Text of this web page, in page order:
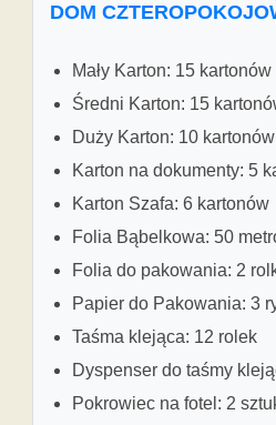
DOM
Mały Karton: 15 kartonów
Średni Karton: 15
Duży Karton: 10 kartonów
Karton na dokumenty: 5
Karton Szafa: 6 kartonów
Folia Bąbelkowa: 50
Folia do pakowania: 2
Papier do Pakowania: 3
Taśma klejąca: 12 rolek
Dyspenser do taśmy
Pokrowiec na fotel: 2